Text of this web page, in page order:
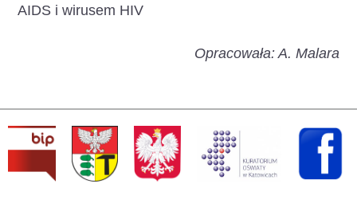
AIDS i wirusem HIV
Opracowała: A. Malara